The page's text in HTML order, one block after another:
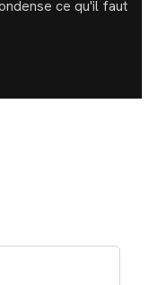
ce qu'il faut